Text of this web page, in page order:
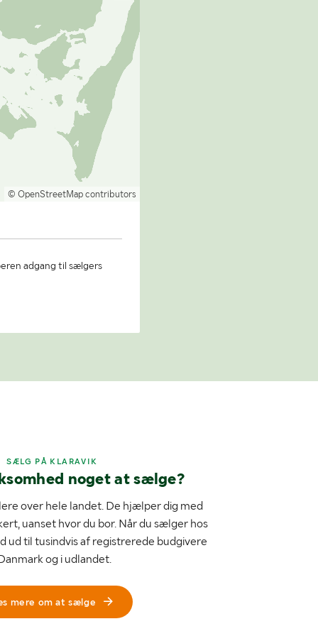
© OpenStreetMap contributors
adgang til sælgers
SÆLG PÅ KLARAVIK
noget at sælge?
over hele landet. De hjælper dig med
uanset hvor du bor. Når du sælger hos
ud til tusindvis af registrerede budgivere
og i udlandet.
mere om at sælge